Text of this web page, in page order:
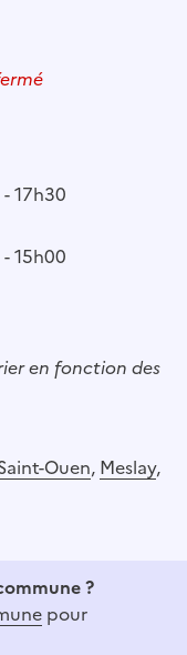
17h30
15h00
en fonction des
Ouen, Meslay,
?
pour